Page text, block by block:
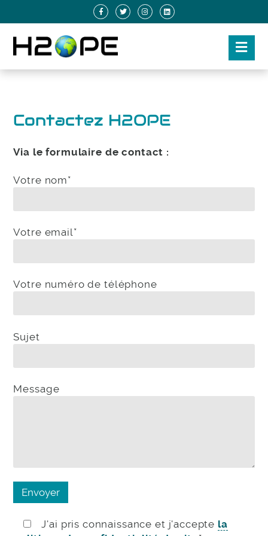
Contactez H2OPE
Via le formulaire de contact :
Votre nom*
Votre email*
Votre numéro de téléphone
Sujet
Message
J'ai pris connaissance et j'accepte la